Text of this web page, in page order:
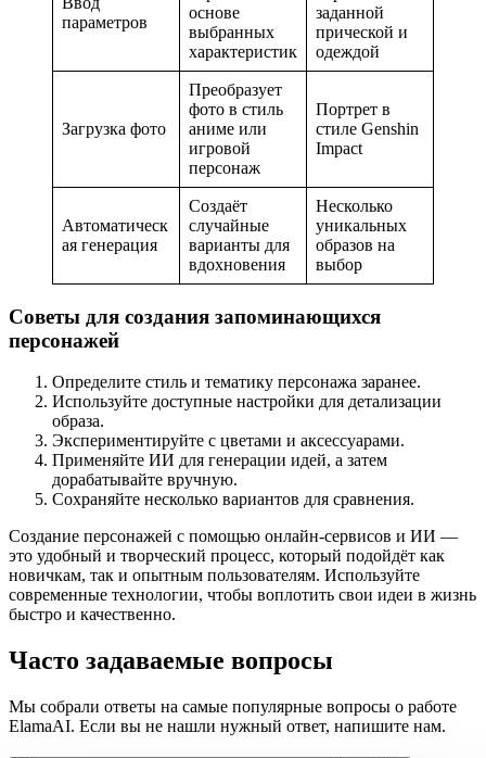
параметров
основе
выбранных
характеристик
заданной
прической и
одеждой
Загрузка фото
Преобразует
фото в стиль
аниме или
игровой
персонаж
Портрет в
стиле Genshin
Impact
Автоматическ
ая генерация
Создаёт
случайные
варианты для
вдохновения
Несколько
уникальных
образов на
выбор
Советы для создания запоминающихся
персонажей
Определите стиль и тематику персонажа заранее.
Используйте доступные настройки для детализации
образа.
Экспериментируйте с цветами и аксессуарами.
Применяйте ИИ для генерации идей, а затем
дорабатывайте вручную.
Сохраняйте несколько вариантов для сравнения.
Создание персонажей с помощью онлайн-сервисов и ИИ —
это удобный и творческий процесс, который подойдёт как
новичкам, так и опытным пользователям. Используйте
современные технологии, чтобы воплотить свои идеи в жизнь
быстро и качественно.
Часто задаваемые вопросы
Мы собрали ответы на самые популярные вопросы о работе
ElamaAI. Если вы не нашли нужный ответ, напишите нам.